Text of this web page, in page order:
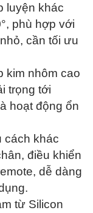
luyện khác
phù hợp với
cần tối ưu
kim nhôm cao
trọng tới
hoạt động ổn
cách khác
điều khiển
dễ dàng
từ Silicon